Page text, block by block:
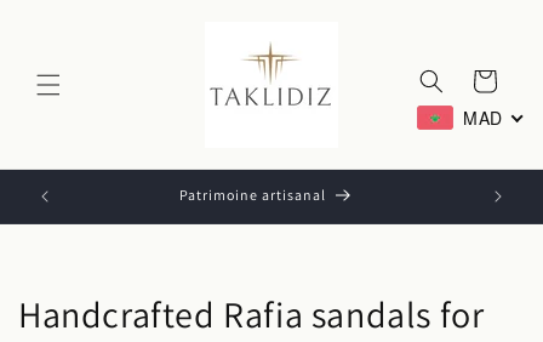
Panier
MAD
Patrimoine artisanal
Handcrafted Rafia sandals for